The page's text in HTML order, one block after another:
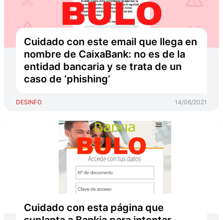
Cuidado con este email que llega en
nombre de CaixaBank: no es de la
entidad bancaria y se trata de un
caso de ‘phishing’
DESINFO 14/06/2021
Cuidado con esta página que